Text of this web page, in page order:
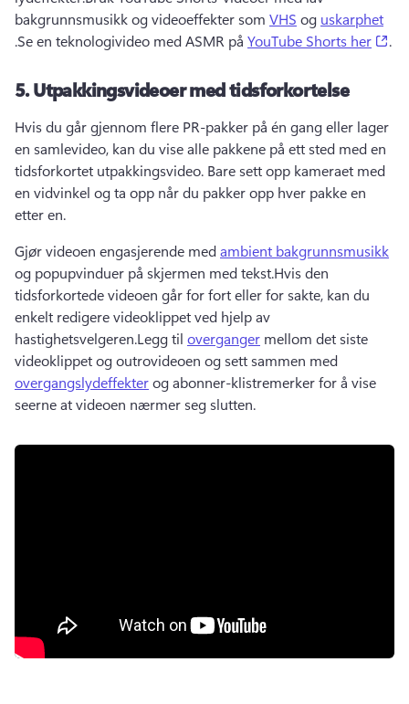
bakgrunnsmusikk og videoeffekter som VHS og uskarphet
.Se en teknologivideo med ASMR på YouTube Shorts her
5.Utpakkingsvideoer med tidsforkortelse
Hvis du går gjennom flere PR-pakker på én gang eller lager
en samlevideo, kan du vise alle pakkene på ett sted med en
tidsforkortet utpakkingsvideo. Bare sett opp kameraet med
en vidvinkel og ta opp når du pakker opp hver pakke en
etter en.
Gjør videoen engasjerende med ambient bakgrunnsmusikk
og popupvinduer på skjermen med tekst.Hvis den
tidsforkortede videoen går for fort eller for sakte, kan du
hastighetsvelgeren.Legg til overganger mellom det siste
videoklippet og outrovideoen og sett sammen med
overgangslydeffekter og abonner-klistremerker for å vise
seerne at videoen nærmer seg slutten.